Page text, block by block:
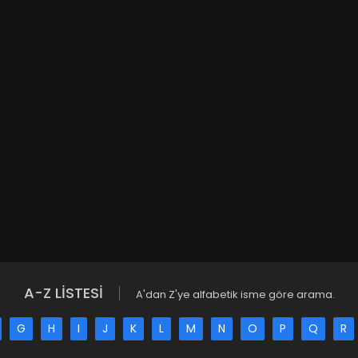
A-Z LİSTESİ A'dan Z'ye alfabetik isme göre arama.
G H I J K L M N O P Q R